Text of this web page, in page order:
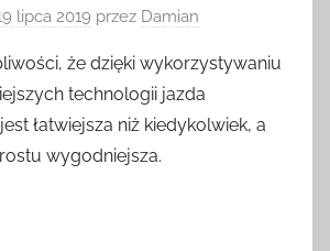
lipca 2019 przez Damian
że dzięki wykorzystywaniu
technologii jazda
łatwiejsza niż kiedykolwiek, a
wygodniejsza.